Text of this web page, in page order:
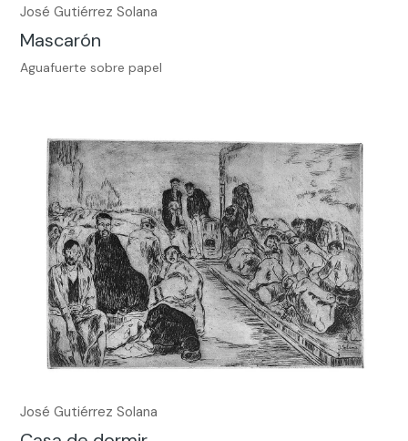
José Gutiérrez Solana
Mascarón
Aguafuerte sobre papel
José Gutiérrez Solana